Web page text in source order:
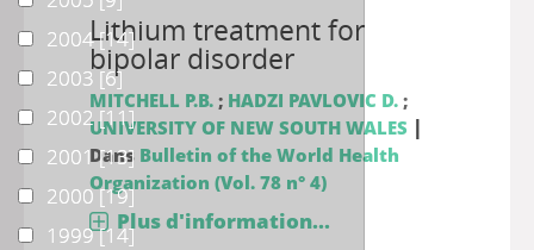
Lithium treatment for
bipolar disorder
MITCHELL P.B.; HADZI PAVLOVIC D.;
UNIVERSITY OF NEW SOUTH WALES |
Dans Bulletin of the World Health
Organization (Vol. 78 n° 4)
Plus d'information...
20042004[14]
20032003[6]
20022002[11]
20012001[13]
20002000[19]
19991999[14]